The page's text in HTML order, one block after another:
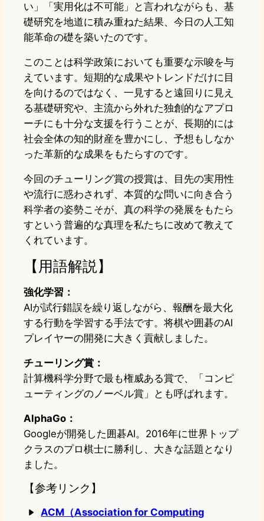
い」「実用化は不可能」と言われながらも、基
礎研究を地道に積み重ねた結果、今日の人工知
能革命の礎を築いたのです。
このことは科学政策においても重要な示唆を与
えています。短期的な成果やトレンドだけに目
を向けるのではなく、一見すると遠回りに見え
る基礎研究や、主流から外れた独創的なアプロ
ーチにも十分な支援を行うことが、長期的には
社会全体の知的財産を豊かにし、予想もしなか
った革新的な成果をもたらすのです。
今回のチューリング賞の授賞は、目先の実用性
や流行に惑わされず、本質的な問いに向き合う
科学者の姿勢こそが、真の科学の発展をもたら
すという普遍的な真理を私たちに改めて教えて
くれています。
【用語解説】
強化学習：
AIが試行錯誤を繰り返しながら、報酬を最大化
する行動を学習する手法です。将棋や囲碁のAI
プレイヤーの開発に大きく貢献しました。
チューリング賞：
計算機科学分野で最も権威ある賞で、「コンピ
ューティングのノーベル賞」とも呼ばれます。
AlphaGo：
Googleが開発した囲碁AI。2016年に世界トップ
クラスのプロ棋士に勝利し、大きな話題となり
ました。
【参考リンク】
ACM（Association for Computing